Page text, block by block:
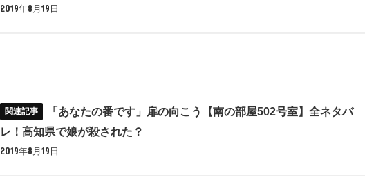
2019年8月19日
「あなたの番です」扉の向こう【南の部屋502号室】全ネタバ
レ！高知県で娘が殺された？
2019年8月19日